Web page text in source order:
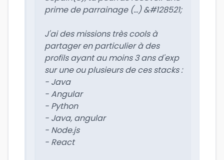
prime de parrainage (...) &#128521;
J'ai des missions très cools à
partager en particulier à des
profils ayant au moins 3 ans d'exp
sur une ou plusieurs de ces stacks :
- Java
- Angular
- Python
- Java, angular
- Node.js
- React